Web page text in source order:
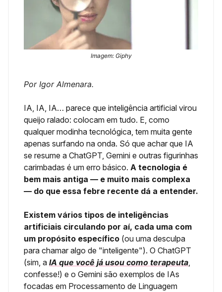
Imagem: Giphy
Por Igor Almenara.
IA, IA, IA… parece que inteligência artificial virou
queijo ralado: colocam em tudo. E, como
qualquer modinha tecnológica, tem muita gente
apenas surfando na onda. Só que achar que IA
se resume a ChatGPT, Gemini e outras figurinhas
carimbadas é um erro básico. A tecnologia é
bem mais antiga — e muito mais complexa
— do que essa febre recente dá a entender.
Existem vários tipos de inteligências
artificiais circulando por aí, cada uma com
um propósito específico (ou uma desculpa
para chamar algo de "inteligente"). O ChatGPT
(sim, a IA que você já usou como terapeuta,
confesse!) e o Gemini são exemplos de IAs
focadas em Processamento de Linguagem